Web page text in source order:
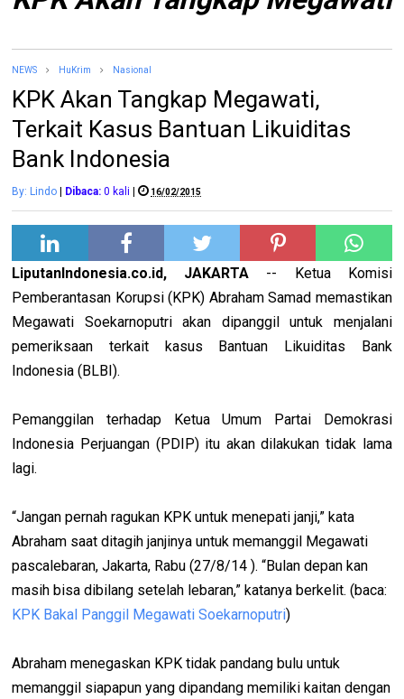
NEWS HuKrim Nasional
KPK Akan Tangkap Megawati,
Terkait Kasus Bantuan Likuiditas
Bank Indonesia
By: Lindo Dibaca: 0 kali | 16/02/2015
LiputanIndonesia.co.id, JAKARTA -- Ketua Komisi
Pemberantasan Korupsi (KPK) Abraham Samad memastikan
Megawati Soekarnoputri akan dipanggil untuk menjalani
pemeriksaan terkait kasus Bantuan Likuiditas Bank
Indonesia (BLBI).
Pemanggilan terhadap Ketua Umum Partai Demokrasi
Indonesia Perjuangan (PDIP) itu akan dilakukan tidak lama
lagi.
“Jangan pernah ragukan KPK untuk menepati janji,” kata
Abraham saat ditagih janjinya untuk memanggil Megawati
pascalebaran, Jakarta, Rabu (27/8/14 ). “Bulan depan kan
masih bisa dibilang setelah lebaran,” katanya berkelit. (baca:
KPK Bakal Panggil Megawati Soekarnoputri)
Abraham menegaskan KPK tidak pandang bulu untuk
memanggil siapapun yang dipandang memiliki kaitan dengan